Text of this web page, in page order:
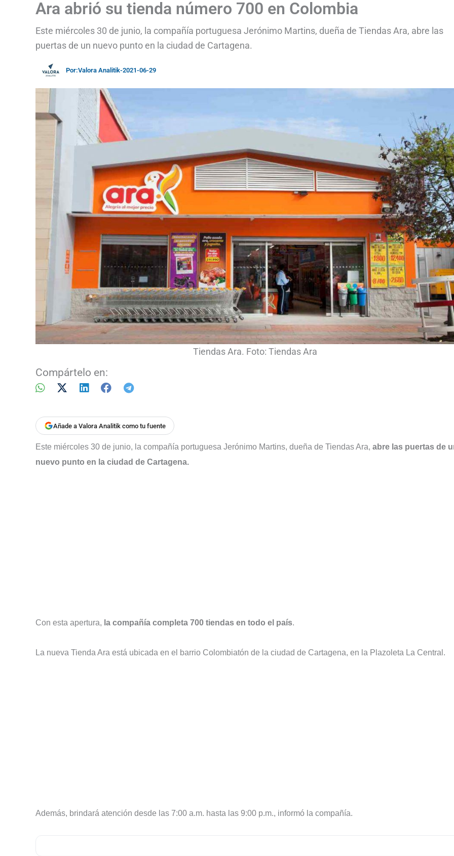
Ara abrió su tienda número 700 en Colombia
Este miércoles 30 de junio, la compañía portuguesa Jerónimo Martins, dueña de Tiendas Ara, abre las
puertas de un nuevo punto en la ciudad de Cartagena.
Por:Valora Analitik-2021-06-29
Tiendas Ara. Foto: Tiendas Ara
Compártelo en:
Añade a Valora Analitik como tu fuente
Este miércoles 30 de junio, la compañía portuguesa Jerónimo Martins, dueña de Tiendas Ara, abre las puertas de
nuevo punto en la ciudad de Cartagena.
Con esta apertura, la compañía completa 700 tiendas en todo el país.
La nueva Tienda Ara está ubicada en el barrio Colombiatón de la ciudad de Cartagena, en la Plazoleta La Central.
Además, brindará atención desde las 7:00 a.m. hasta las 9:00 p.m., informó la compañía.